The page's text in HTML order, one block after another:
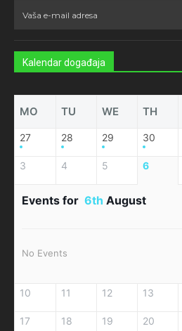
Kalendar događaja
MO TU WE TH
27 28 29 30
3 4 5 6
Events for 6th August
No Events
10 11 12 13
17 18 19 20